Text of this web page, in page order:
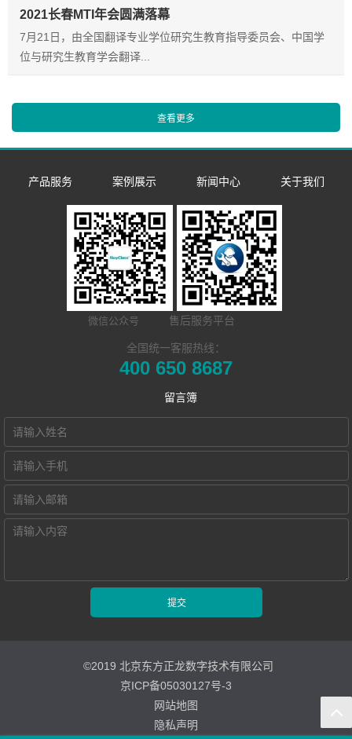
2021长春MTI年会圆满落幕
7月21日，由全国翻译专业学位研究生教育指导委员会、中国学
位与研究生教育学会翻译...
产品服务
数字语言学习系
同声传译训练系
​远程合班教学系
NewClass Hub本
高密度WiFi移动
智慧教室
案例展示
双一流/985/211
外语院校
MTI/BTI院校
用户名录
新闻中心
企业新闻
市场活动
关于我们
微信公众号 售后服务平台
全国统一客服热线：
400 650 8687
留言簿
©2019 北京东方正龙数字技术有限公司
京ICP备05030127号-3
网站地图
隐私声明